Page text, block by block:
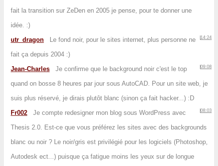
fait la transition sur ZeDen en 2005 je pense, pour te donner une
idée. :)
14:24
utr_dragon
Le fond noir, pour le sites internet, plus personne ne
fait ça depuis 2004 :)
09:08
Jean-Charles
Je confirme que le background noir c'est le top
quand on bosse 8 heures par jour sous AutoCAD. Pour un site web, je
suis plus réservé, je dirais plutôt blanc (sinon ça fait hacker...) :D
08:03
Fr002
Je compte redesigner mon blog sous WordPress avec
Thesis 2.0. Est-ce que vous préférez les sites avec des backgrounds
blanc ou noir ? Le noir/gris est privilégié pour les logiciels (Photoshop,
Autodesk ect...) puisque ça fatigue moins les yeux sur de longue